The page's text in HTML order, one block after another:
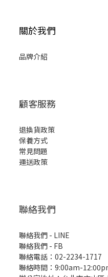
關於我們
品牌介紹
顧客服務
退換貨政策
保養方式
常見問題
運送政策
聯絡我們
聯絡我們 - LINE
聯絡我們 - FB
聯絡電話：02-2234-1717
聯絡時間：9:00am-